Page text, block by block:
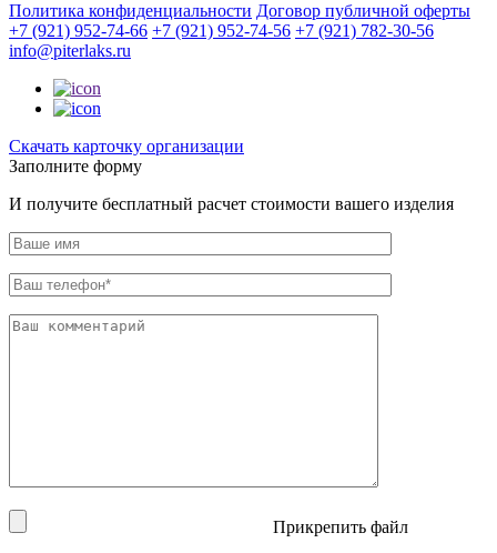
Политика конфиденциальности Договор публичной оферты
+7 (921) 952-74-66 +7 (921) 952-74-56 +7 (921) 782-30-56
info@piterlaks.ru
Cкачать карточку организации
Заполните форму
И получите бесплатный расчет стоимости вашего изделия
Прикрепить файл